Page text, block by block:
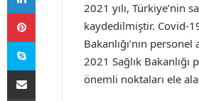
2021 yılı, Türkiye’nin
kaydedilmiştir. Covid-
Bakanlığı’nın
2021 Sağlık
önemli noktaları ele
Pinterest
Skype
E-Posta ile paylaş